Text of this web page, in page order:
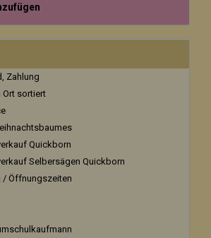
Zahlung
Ort sortiert
Quickborn
Selbersägen Quickborn
/ Öffnungszeiten